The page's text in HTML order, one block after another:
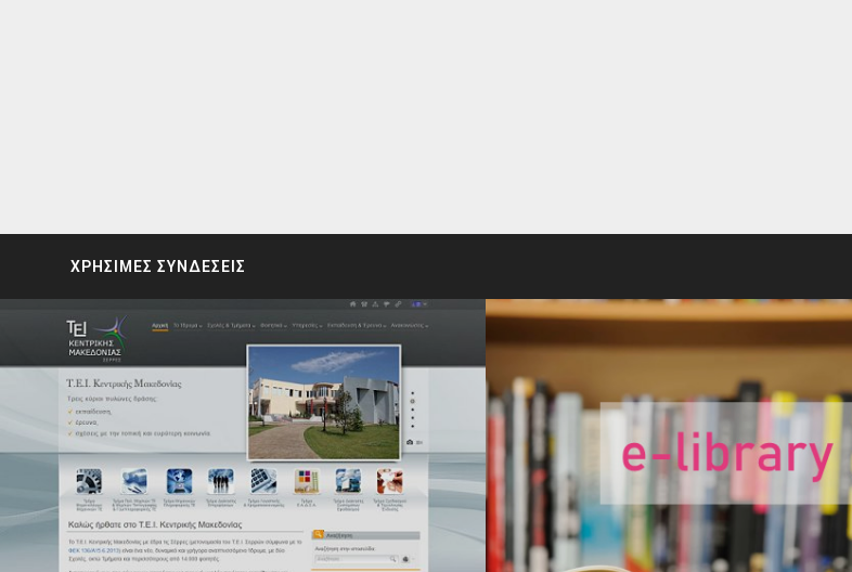
ΧΡΗΣΙΜΕΣ ΣΥΝΔΕΣΕΙΣ